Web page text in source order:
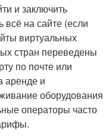
и заключить
на сайте (если
виртуальных
стран переведены
по почте или
аренде и
оборудования
операторы часто